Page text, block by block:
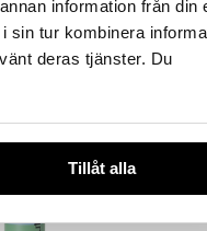
information från din
sin tur kombinera
deras tjänster. Du
Tillåt alla
Scrub
6,95